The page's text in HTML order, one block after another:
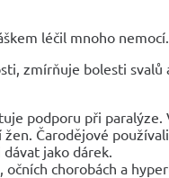
léčil mnoho nemocí.
zmírňuje bolesti svalů
podporu při paralýze.
Čarodějové
jako dárek.
chorobách a